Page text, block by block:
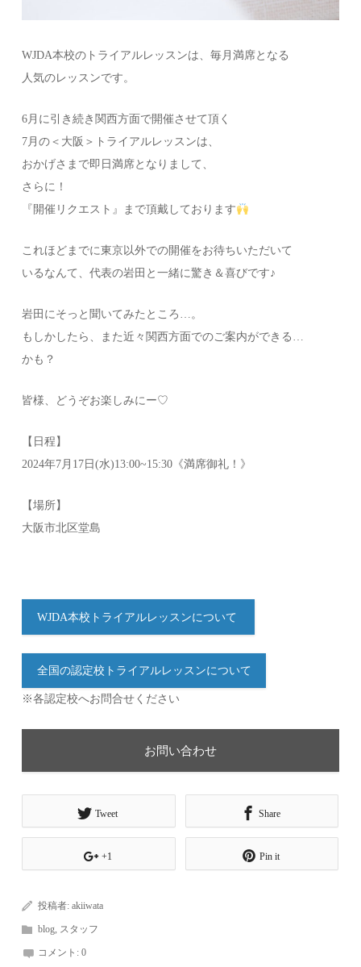
WJDA本校のトライアルレッスンは、毎月満席となる
人気のレッスンです。
6月に引き続き関西方面で開催させて頂く
7月の＜大阪＞トライアルレッスンは、
おかげさまで即日満席となりまして、
さらに！
『開催リクエスト』まで頂戴しております
これほどまでに東京以外での開催をお待ちいただいて
いるなんて、代表の岩田と一緒に驚き＆喜びです♪
岩田にそっと聞いてみたところ…。
もしかしたら、また近々関西方面でのご案内ができる…
かも？
皆様、どうぞお楽しみにー♡
【日程】
2024年7月17日(水)13:00~15:30《満席御礼！》
【場所】
大阪市北区堂島
WJDA本校トライアルレッスンについて
全国の認定校トライアルレッスンについて
※各認定校へお問合せください
お問い合わせ
Tweet Share
+1 Pin it
投稿者:akiiwata
blog, スタッフ
コメント:0